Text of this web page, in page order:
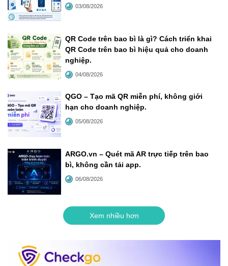
03/08/2026
QR Code trên bao bì là gì? Cách triển khai
QR Code trên bao bì hiệu quả cho doanh
nghiệp.
04/08/2026
QGO – Tạo mã QR miễn phí, không giới
hạn cho doanh nghiệp.
05/08/2026
ARGO.vn – Quét mã AR trực tiếp trên bao
bì, không cần tải app.
06/08/2026
Xem nhiều hơn